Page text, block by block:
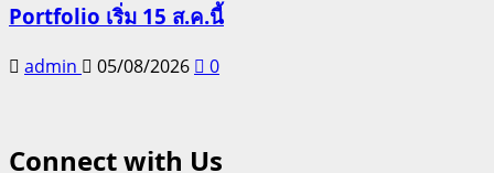
Portfolio เริ่ม 15 ส.ค.นี้
admin 05/08/2026 0
Connect with Us